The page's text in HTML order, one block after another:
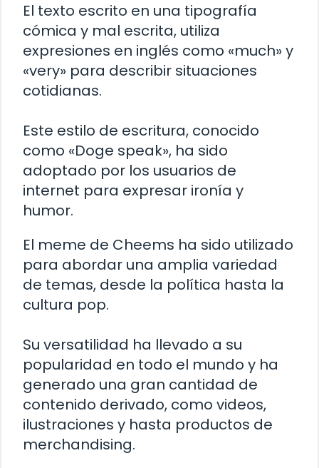
El texto escrito en una tipografía
cómica y mal escrita, utiliza
expresiones en inglés como «much» y
«very» para describir situaciones
cotidianas.
Este estilo de escritura, conocido
como «Doge speak», ha sido
adoptado por los usuarios de
internet para expresar ironía y
humor.
El meme de Cheems ha sido utilizado
para abordar una amplia variedad
de temas, desde la política hasta la
cultura pop.
Su versatilidad ha llevado a su
popularidad en todo el mundo y ha
generado una gran cantidad de
contenido derivado, como videos,
ilustraciones y hasta productos de
merchandising.